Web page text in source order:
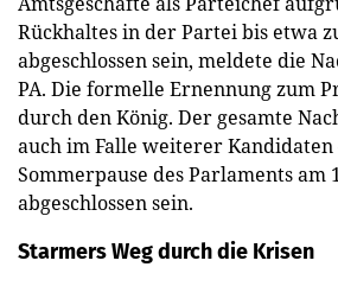
Rückhaltes in der Partei bis etwa
abgeschlossen sein, meldete die
PA. Die formelle Ernennung zum
durch den König. Der gesamte
auch im Falle weiterer Kandidaten
Sommerpause des Parlaments am
abgeschlossen sein.
Starmers Weg durch die Krisen